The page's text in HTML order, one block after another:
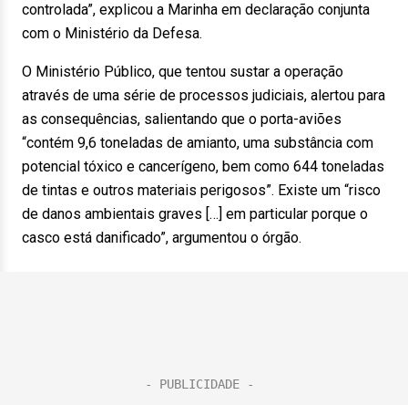
controlada”, explicou a Marinha em declaração conjunta
com o Ministério da Defesa.
O Ministério Público, que tentou sustar a operação
através de uma série de processos judiciais, alertou para
as consequências, salientando que o porta-aviões
“contém 9,6 toneladas de amianto, uma substância com
potencial tóxico e cancerígeno, bem como 644 toneladas
de tintas e outros materiais perigosos”. Existe um “risco
de danos ambientais graves […] em particular porque o
casco está danificado”, argumentou o órgão.